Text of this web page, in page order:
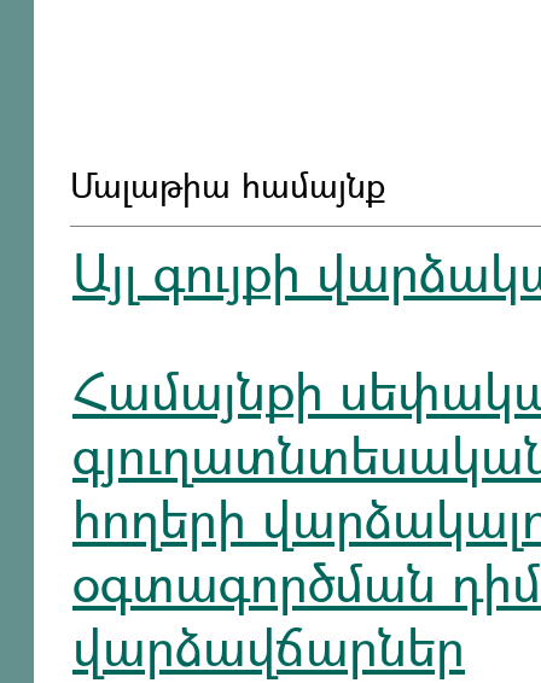
Մալաթիա համայնք
Այլ գույքի
Համայնքի
հողերի
օգտագործման
վարձավճարներ